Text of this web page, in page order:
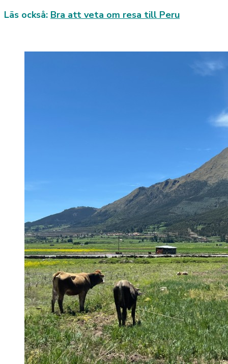
Läs också: Bra att veta om resa till Peru